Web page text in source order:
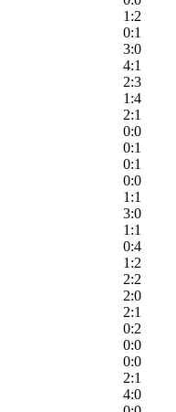
1:2
0:1
3:0
4:1
2:3
1:4
2:1
0:0
0:1
0:1
0:0
1:1
3:0
1:1
0:4
1:2
2:2
2:0
2:1
0:2
0:0
0:0
2:1
4:0